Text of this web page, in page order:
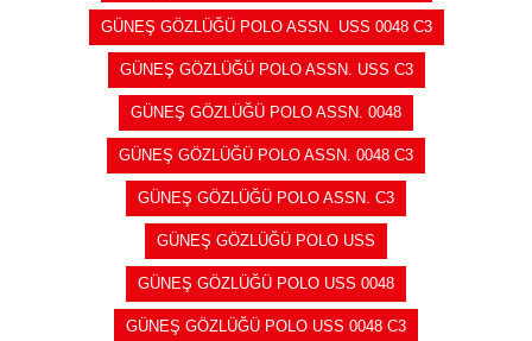
GÜNEŞ GÖZLÜĞÜ POLO ASSN. USS 0048 C3
GÜNEŞ GÖZLÜĞÜ POLO ASSN. USS C3
GÜNEŞ GÖZLÜĞÜ POLO ASSN. 0048
GÜNEŞ GÖZLÜĞÜ POLO ASSN. 0048 C3
GÜNEŞ GÖZLÜĞÜ POLO ASSN. C3
GÜNEŞ GÖZLÜĞÜ POLO USS
GÜNEŞ GÖZLÜĞÜ POLO USS 0048
GÜNEŞ GÖZLÜĞÜ POLO USS 0048 C3